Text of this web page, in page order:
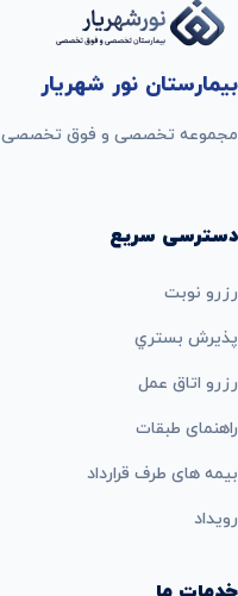
بیمارستان نور شهریار
مجموعه تخصصی و فوق تخصصی
دسترسی سریع
رزرو نوبت
پذيرش بستري
رزرو اتاق عمل
راهنمای طبقات
بيمه های طرف قرارداد
رویداد